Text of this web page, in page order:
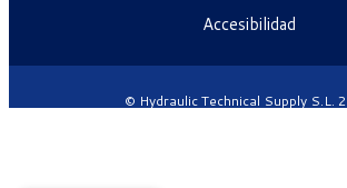
Accesibilidad
© Hydraulic Technical Supply S.L.